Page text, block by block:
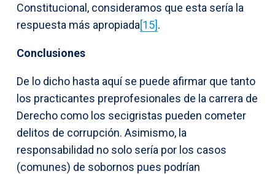
Constitucional, consideramos que esta sería la
respuesta más apropiada[15].
Conclusiones
De lo dicho hasta aquí se puede afirmar que tanto
los practicantes preprofesionales de la carrera de
Derecho como los secigristas pueden cometer
delitos de corrupción. Asimismo, la
responsabilidad no solo sería por los casos
(comunes) de sobornos pues podrían